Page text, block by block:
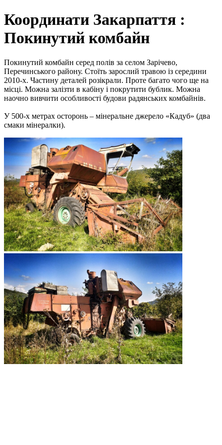
Координати Закарпаття :
Покинутий комбайн
Покинутий комбайн серед полів за селом Зарічево,
Перечинського району. Стоїть зарослий травою із середини
2010-х. Частину деталей розікрали. Проте багато чого ще на
місці. Можна залізти в кабіну і покрутити бублик. Можна
наочно вивчити особливості будови радянських комбайнів.
У 500-х метрах осторонь – мінеральне джерело «Кадуб» (два
смаки мінералки).